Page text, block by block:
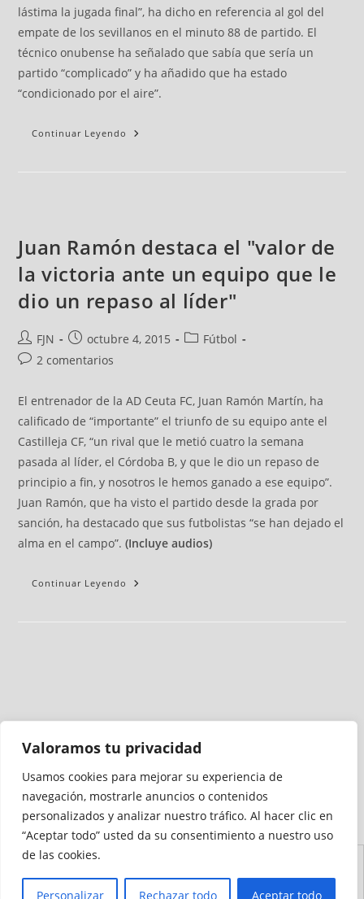
Valoramos tu privacidad
Usamos cookies para mejorar su experiencia de
navegación, mostrarle anuncios o contenidos
personalizados y analizar nuestro tráfico. Al hacer clic en
“Aceptar todo” usted da su consentimiento a nuestro uso
de las cookies.
Personalizar Rechazar todo Aceptar todo
lástima la jugada final”, ha dicho en referencia al gol del
empate de los sevillanos en el minuto 88 de partido. El
técnico onubense ha señalado que sabía que sería un
partido “complicado” y ha añadido que ha estado
“condicionado por el aire”.
Continuar Leyendo
Juan Ramón destaca el "valor de
la victoria ante un equipo que le
dio un repaso al líder"
FJN octubre 4, 2015
Fútbol
2 comentarios
El entrenador de la AD Ceuta FC, Juan Ramón Martín, ha
calificado de “importante” el triunfo de su equipo ante el
Castilleja CF, “un rival que le metió cuatro la semana
pasada al líder, el Córdoba B, y que le dio un repaso de
principio a fin, y nosotros le hemos ganado a ese equipo”.
Juan Ramón, que ha visto el partido desde la grada por
sanción, ha destacado que sus futbolistas “se han dejado el
alma en el campo”.(Incluye audios)
Continuar Leyendo
Medio auditado por
Accesibilidad
Sitio
Cookies
Privacidad